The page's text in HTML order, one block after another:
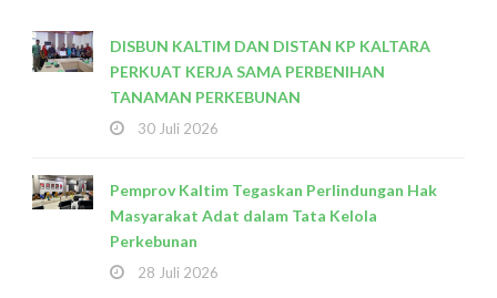
DISBUN KALTIM DAN DISTAN KP KALTARA
PERKUAT KERJA SAMA PERBENIHAN
TANAMAN PERKEBUNAN
30 Juli 2026
Pemprov Kaltim Tegaskan Perlindungan Hak
Masyarakat Adat dalam Tata Kelola
Perkebunan
28 Juli 2026